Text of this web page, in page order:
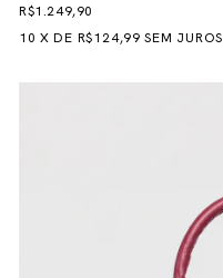
R$1.249,90
10 XDE R$124,99 SEM JUROS